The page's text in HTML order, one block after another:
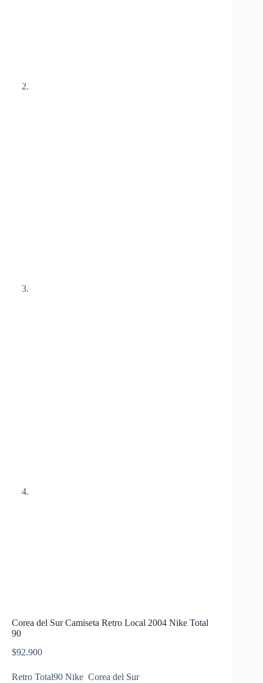
Corea del Sur Camiseta Retro Local 2004 Nike Total
90
$92.900
Retro Total90 Nike Corea del Sur